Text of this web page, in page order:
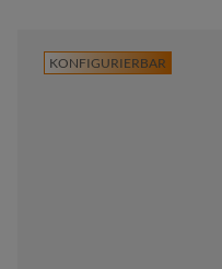
KONFIGURIERBAR